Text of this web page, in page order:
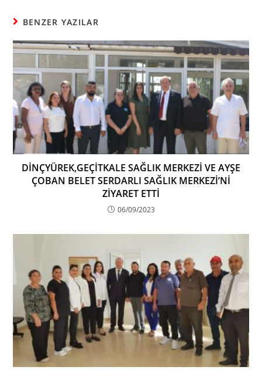
BENZER YAZILAR
DİNÇYÜREK,GEÇİTKALE SAĞLIK MERKEZİ VE AYŞE
ÇOBAN BELET SERDARLI SAĞLIK MERKEZİ’Nİ
ZİYARET ETTİ
06/09/2023